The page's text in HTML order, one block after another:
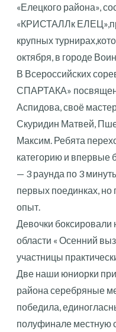
«Елецкого района»,
«КРИСТАЛЛк
крупных
октября, в городе
В Всероссийских
СПАРТАКА»
Аспидова, своё
Скуридин Матвей,
Максим. Ребята
категорию и впервые
— 3 раунда по 3
первых поединках,
опыт.
Девочки боксировали
области « Осенний
участницы
Две наши юниорки
района серебряные
победила,
полуфинале местную